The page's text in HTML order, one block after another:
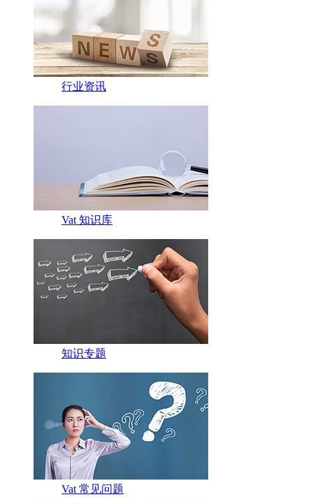
行业资讯
Vat 知识库
知识专题
Vat 常见问题